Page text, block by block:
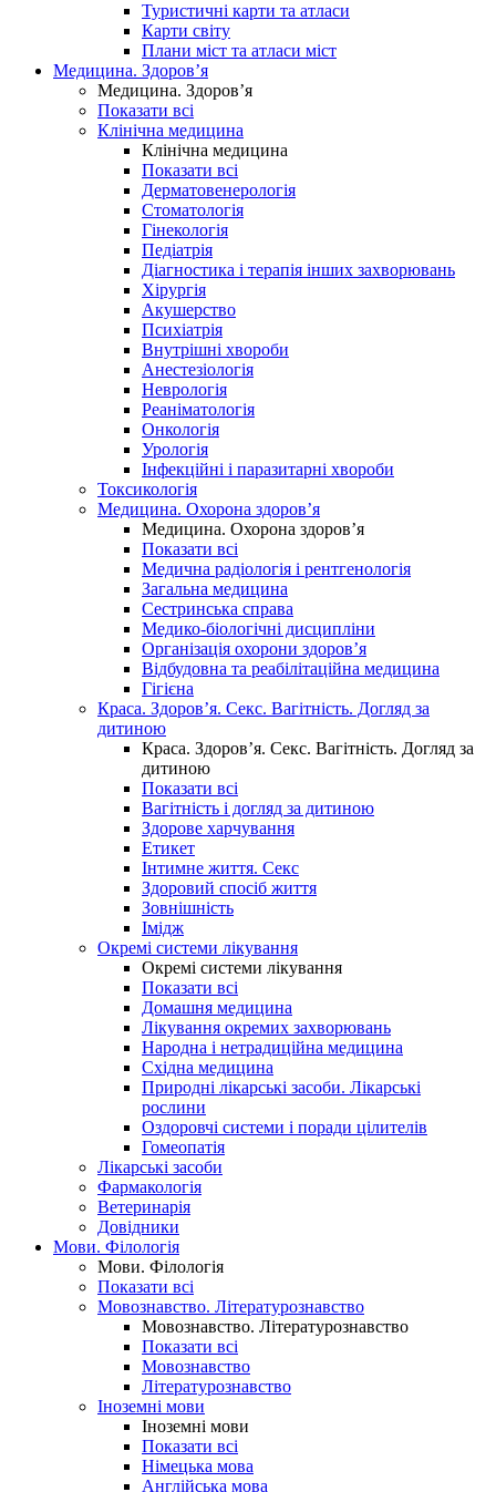
Туристичні карти та атласи
Карти світу
Плани міст та атласи міст
Медицина. Здоров’я
Медицина. Здоров’я
Показати всі
Клінічна медицина
Клінічна медицина
Показати всі
Дерматовенерологія
Стоматологія
Гінекологія
Педіатрія
Діагностика і терапія інших захворювань
Хірургія
Акушерство
Психіатрія
Внутрішні хвороби
Анестезіологія
Неврологія
Реаніматологія
Онкологія
Урологія
Інфекційні і паразитарні хвороби
Токсикологія
Медицина. Охорона здоров’я
Медицина. Охорона здоров’я
Показати всі
Медична радіологія і рентгенологія
Загальна медицина
Сестринська справа
Медико-біологічні дисципліни
Організація охорони здоров’я
Відбудовна та реабілітаційна медицина
Гігієна
Краса. Здоров’я. Секс. Вагітність. Догляд за
дитиною
Краса. Здоров’я. Секс. Вагітність. Догляд за
дитиною
Показати всі
Вагітність і догляд за дитиною
Здорове харчування
Етикет
Інтимне життя. Секс
Здоровий спосіб життя
Зовнішність
Імідж
Окремі системи лікування
Окремі системи лікування
Показати всі
Домашня медицина
Лікування окремих захворювань
Народна і нетрадиційна медицина
Східна медицина
Природні лікарські засоби. Лікарські
рослини
Оздоровчі системи і поради цілителів
Гомеопатія
Лікарські засоби
Фармакологія
Ветеринарія
Довідники
Мови. Філологія
Мови. Філологія
Показати всі
Мовознавство. Літературознавство
Мовознавство. Літературознавство
Показати всі
Мовознавство
Літературознавство
Іноземні мови
Іноземні мови
Показати всі
Німецька мова
Англійська мова